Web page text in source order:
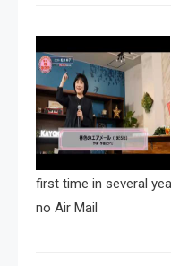
first time in several
no Air Mail